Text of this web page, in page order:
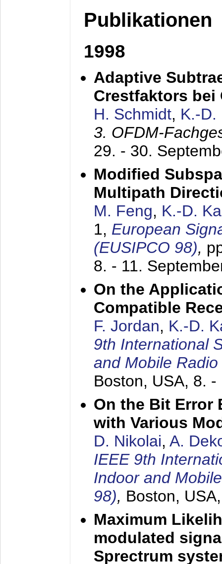
Publikationen
1998
Adaptive
Crestfaktors bei
H. Schmidt, K.-D.
3. OFDM-
29. - 30.
Modified
Multipath
M. Feng, K.-D.
1, European
(EUSIPCO 98),
8. - 11.
On the
Compatible
F. Jordan, K.-D.
9th International
and Mobile
Boston, USA, 8. -
On the Bit Error
with Various
D. Nikolai, A.
IEEE 9th
Indoor and
98), Boston,
Maximum
modulated
Sprectrum